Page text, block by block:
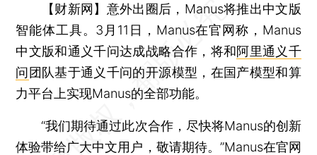
【财新网】 意外出圈后，Manus将推出中文版
智能体工具。3月11日，Manus在官网称，Manus
中文版和通义千问达成战略合作，将和阿里通义千
问团队基于通义千问的开源模型，在国产模型和算
力平台上实现Manus的全部功能。
“我们期待通过此次合作，尽快将Manus的创新
体验带给广大中文用户，敬请期待。”Manus在官网